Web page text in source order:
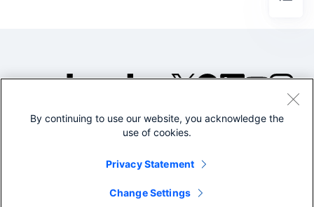
©2005-2026 Splunk Inc. All
By continuing to use our website, you acknowledge the
use of cookies.
Privacy Statement
Change Settings